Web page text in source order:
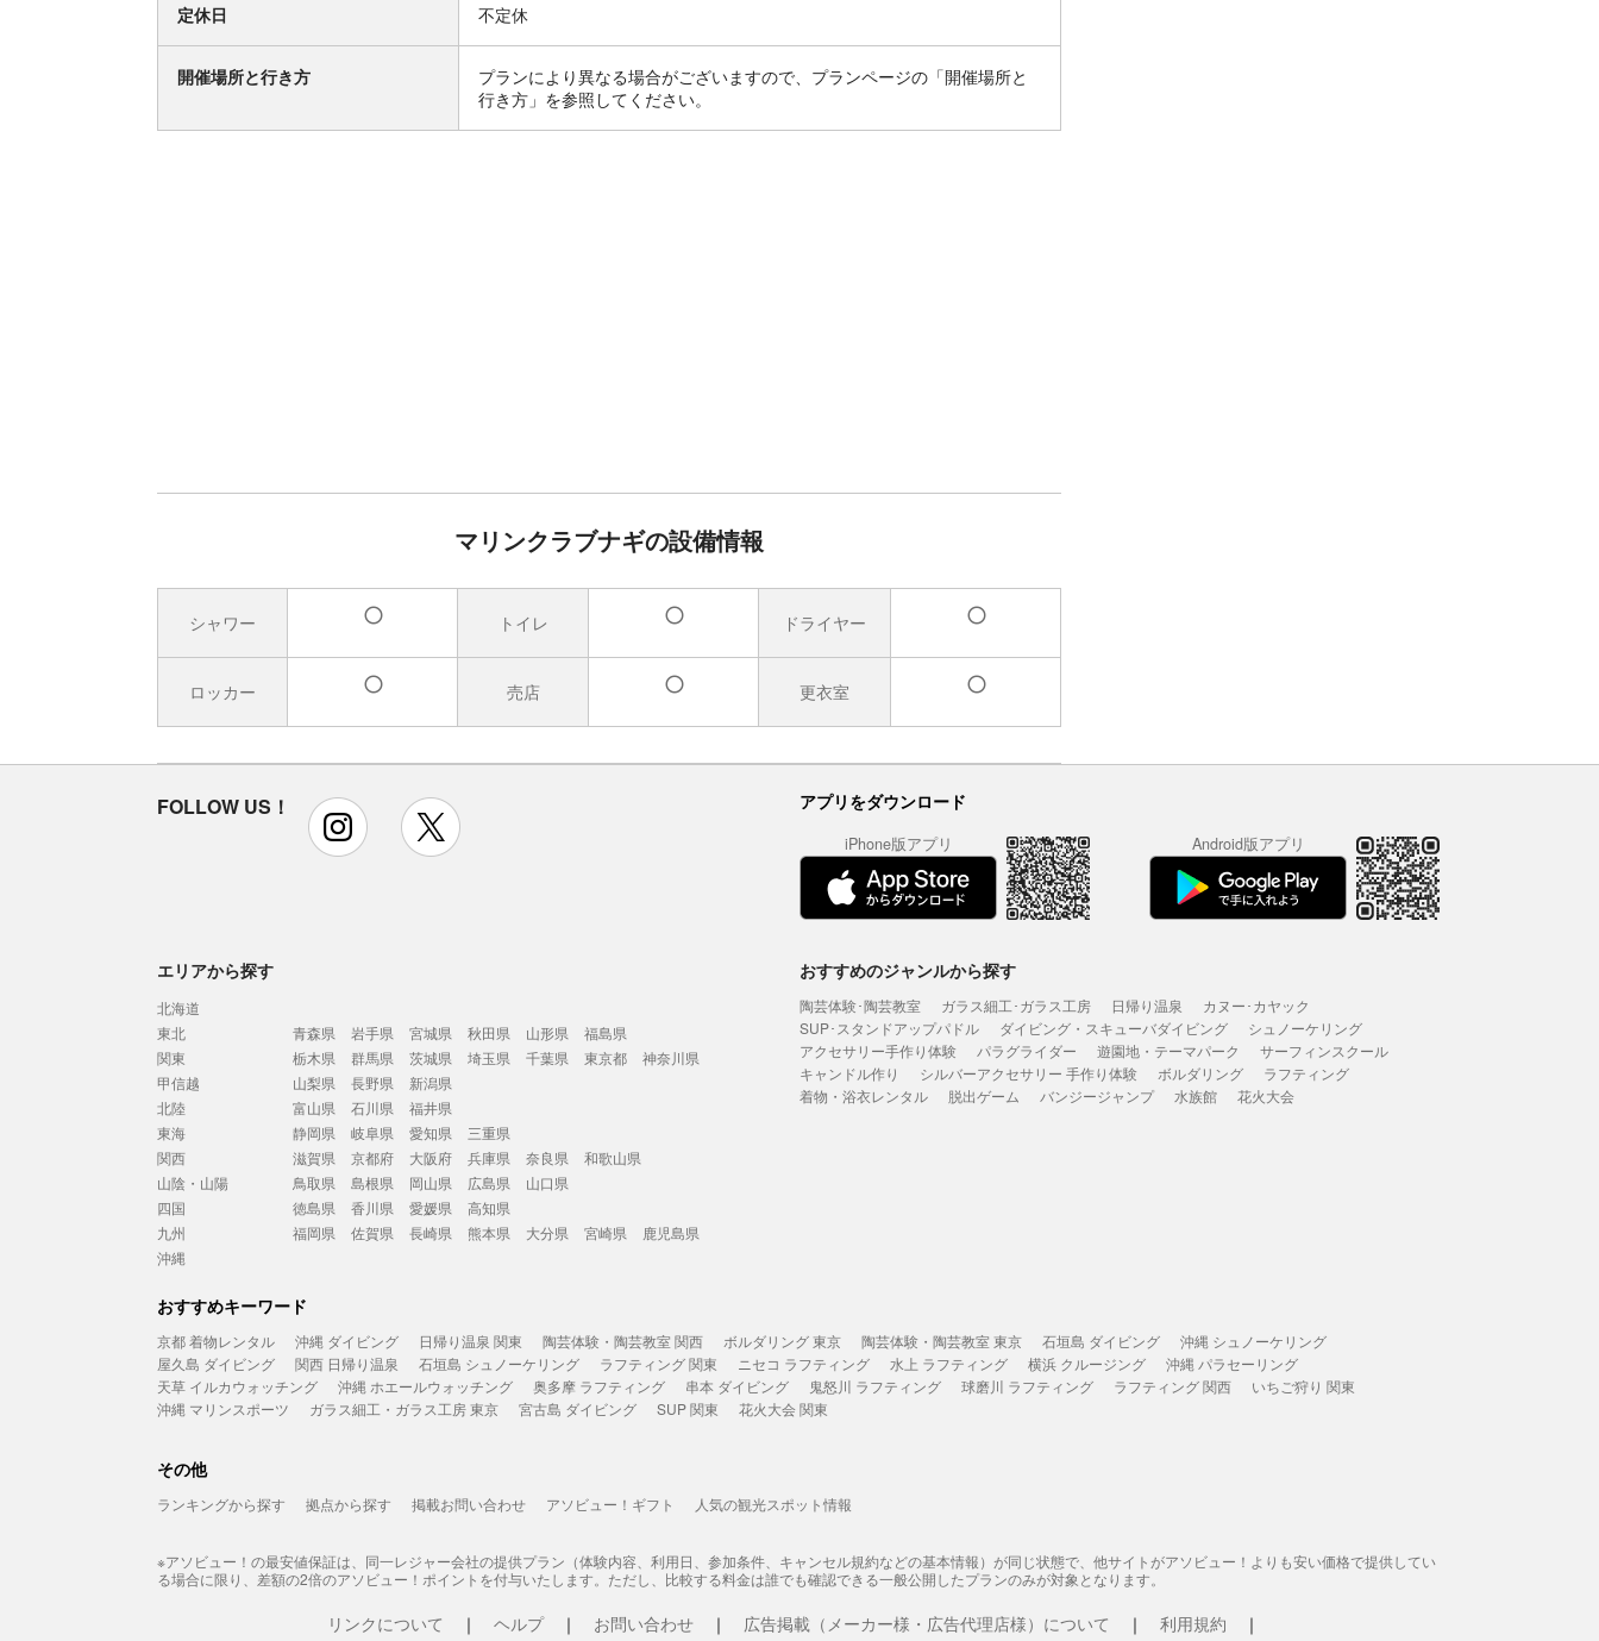
定休日 不定休
開催場所と行き方
プランにより異なる場合がございますので、プランページの「開催場所と
行き方」を参照してください。
マリンクラブナギの設備情報
シャワー トイレ ドライヤー
ロッカー 売店 更衣室
FOLLOW US！ instagram アプリをダウンロード
iPhone版アプリ Android版アプリ
エリアから探す
北海道
東北
青森県 岩手県 宮城県 秋田県 山形県
福島県
関東
栃木県 群馬県 茨城県 埼玉県 千葉県 東京都
神奈川県
甲信越
山梨県 長野県
新潟県
北陸
富山県 石川県
福井県
東海
静岡県 岐阜県 愛知県
三重県
関西
滋賀県 京都府 大阪府 兵庫県 奈良県
和歌山県
山陰・山陽
鳥取県 島根県 岡山県 広島県
山口県
四国
徳島県 香川県 愛媛県
高知県
九州
福岡県 佐賀県 長崎県 熊本県 大分県 宮崎県
鹿児島県
沖縄
おすすめのジャンルから探す
陶芸体験･陶芸教室 ガラス細工･ガラス工房 日帰り温泉
カヌー･カヤック
SUP･スタンドアップパドル
ダイビング・スキューバダイビング
シュノーケリング
アクセサリー手作り体験
パラグライダー 遊園地・テーマパーク
サーフィンスクール
キャンドル作り
シルバーアクセサリー 手作り体験 ボルダリング
ラフティング
着物・浴衣レンタル
脱出ゲーム バンジージャンプ 水族館 花火大会
おすすめキーワード
京都 着物レンタル 沖縄 ダイビング 日帰り温泉 関東 陶芸体験・陶芸教室 関西 ボルダリング 東京 陶芸体験・陶芸教室 東京 石垣島 ダイビング
沖縄 シュノーケリング
屋久島 ダイビング
関西 日帰り温泉 石垣島 シュノーケリング ラフティング 関東 ニセコ ラフティング 水上 ラフティング 横浜 クルージング
沖縄 パラセーリング
天草 イルカウォッチング
沖縄 ホエールウォッチング 奥多摩 ラフティング 串本 ダイビング 鬼怒川 ラフティング 球磨川 ラフティング ラフティング 関西
いちご狩り 関東
沖縄 マリンスポーツ
ガラス細工・ガラス工房 東京 宮古島 ダイビング SUP 関東 花火大会 関東
その他
ランキングから探す 拠点から探す 掲載お問い合わせ アソビュー！ギフト 人気の観光スポット情報
※アソビュー！の最安値保証は、同一レジャー会社の提供プラン（体験内容、利用日、参加条件、キャンセル規約などの基本情報）が同じ状態で、他サイトがアソビュー！よりも安い価格で提供してい
る場合に限り、差額の2倍のアソビュー！ポイントを付与いたします。ただし、比較する料金は誰でも確認できる一般公開したプランのみが対象となります。
リンクについて ヘルプ お問い合わせ 広告掲載（メーカー様・広告代理店様）について
利用規約